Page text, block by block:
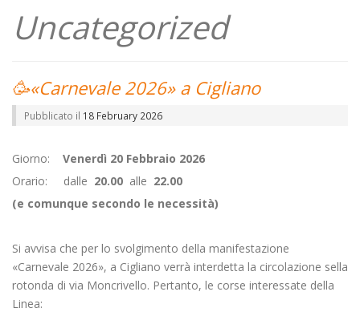
Uncategorized
🥳«Carnevale 2026» a Cigliano
Pubblicato il 18 February 2026
Giorno: Venerdì 20 Febbraio 2026
Orario:
dalle 20.00 alle 22.00
(e comunque secondo le necessità)
Si avvisa che per lo svolgimento della manifestazione
«Carnevale 2026», a Cigliano verrà interdetta la circolazione sella
rotonda di via Moncrivello. Pertanto, le corse interessate della
Linea: